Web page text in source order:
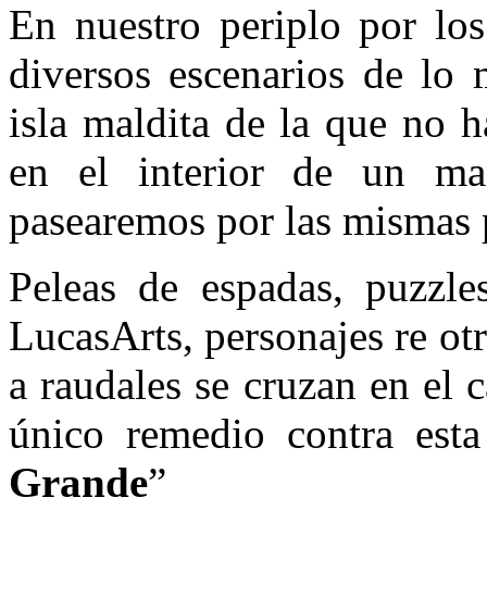
En nuestro periplo por
diversos escenarios de lo
isla maldita de la que no
en el interior de un
pasearemos por las
Peleas de espadas,
LucasArts, personajes re
a raudales se cruzan en el
único remedio contra
Grande”